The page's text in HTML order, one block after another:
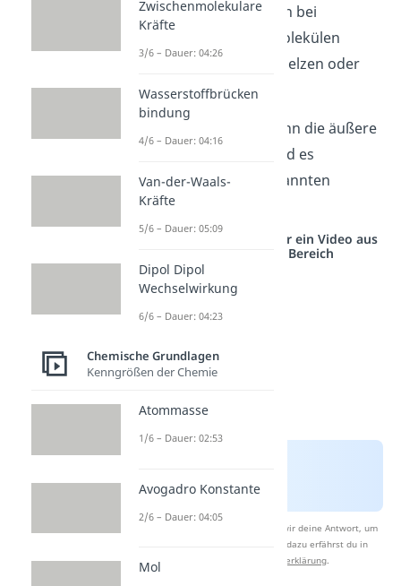
Orbitale können dann bei
unterschiedlichen Molekülen
miteinander verschmelzen oder
auchhybridisieren
Dabei ändert sich dann die äußere
Form der Orbitale und es
entstehen die sogenannten
Hybridorbitale
Studyflix vernetzt: Hier ein Video aus
einem anderen Bereich
Nach Beantwortung speichern wir deine Antwort, um
Studyflix zu verbessern. Mehr dazu erfährst du in
Datenschutzerklärung
Zwischenmolekulare
Kräfte
3/6 – Dauer: 04:26
Wasserstoffbrücken
bindung
4/6 – Dauer: 04:16
Van-der-Waals-
Kräfte
5/6 – Dauer: 05:09
Dipol Dipol
Wechselwirkung
6/6 – Dauer: 04:23
Chemische Grundlagen
Kenngrößen der Chemie
Atommasse
1/6 – Dauer: 02:53
Avogadro Konstante
2/6 – Dauer: 04:05
Mol